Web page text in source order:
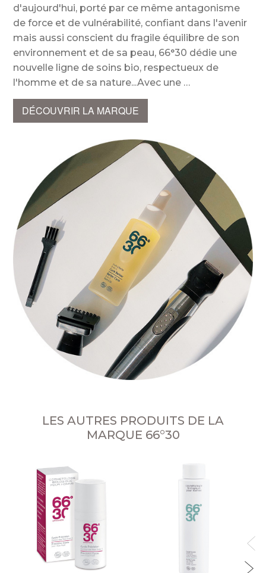
d'aujourd'hui, porté par ce même antagonisme
de force et de vulnérabilité, confiant dans l'avenir
mais aussi conscient du fragile équilibre de son
environnement et de sa peau, 66°30 dédie une
nouvelle ligne de soins bio, respectueux de
l'homme et de sa nature...Avec une
DÉCOUVRIR LA MARQUE
LES AUTRES PRODUITS DE LA
MARQUE 66°30